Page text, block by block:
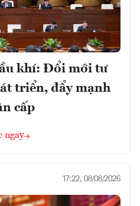
khí: Đổi mới tư
triển, đẩy mạnh
cấp
ngay
17:22, 08/08/2026